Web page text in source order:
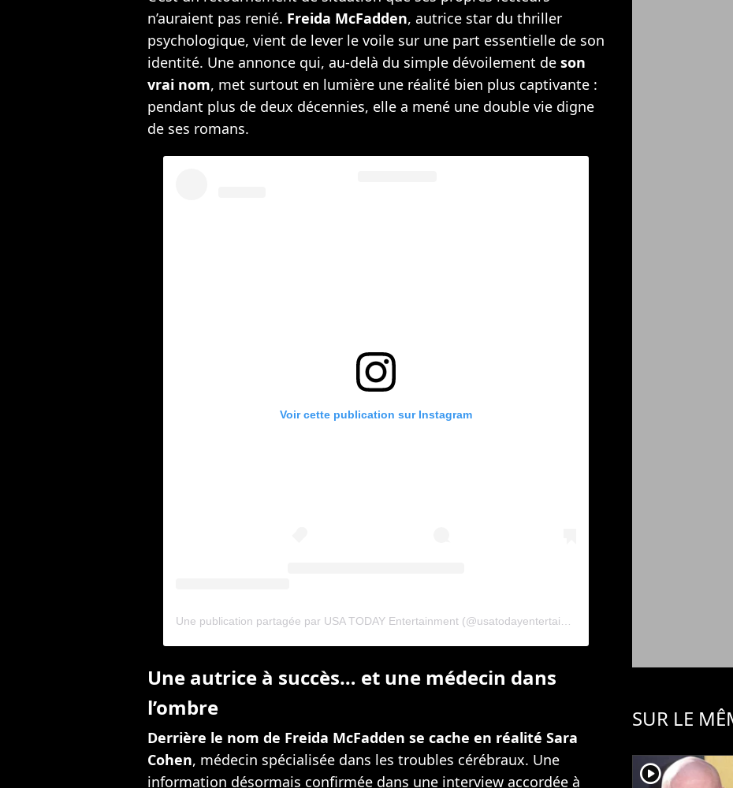
n’auraient pas renié. Freida McFadden, autrice star du thriller
psychologique, vient de lever le voile sur une part essentielle de son
identité. Une annonce qui, au-delà du simple dévoilement de son
vrai nom, met surtout en lumière une réalité bien plus captivante :
pendant plus de deux décennies, elle a mené une double vie digne
de ses romans.
Voir cette publication sur Instagram
Une autrice à succès… et une médecin dans
l’ombre
Derrière le nom de Freida McFadden se cache en réalité Sara
Cohen, médecin spécialisée dans les troubles cérébraux. Une
information désormais confirmée dans une interview accordée à
SUR LE
player2